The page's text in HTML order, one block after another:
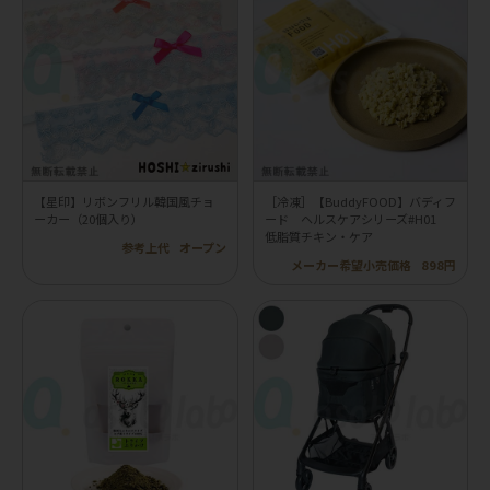
【星印】リボンフリル韓国風チョ
ーカー（20個入り）
参考上代
オープン
［冷凍］【BuddyFOOD】バディフ
ード ヘルスケアシリーズ#H01
低脂質チキン・ケア
メーカー希望小売価格
898円